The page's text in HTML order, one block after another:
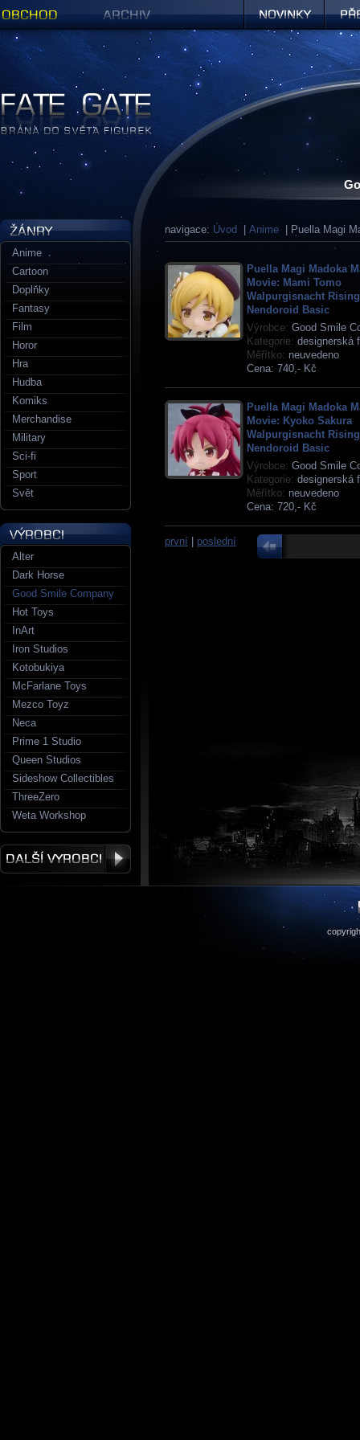
navigace: Úvod Anime | Puella Magi
Puella Magi Madoka
Movie: Mami Tomo
Walpurgisnacht Rising
Nendoroid Basic
Výrobce: Good Smile
Kategorie: designerská
Měřítko: neuvedeno
Cena: 740,- Kč
Puella Magi Madoka
Movie: Kyoko Sakura
Walpurgisnacht Rising
Nendoroid Basic
Výrobce: Good Smile
Kategorie: designerská
Měřítko: neuvedeno
Cena: 720,- Kč
první poslední
Anime
Cartoon
Doplňky
Fantasy
Film
Horor
Hra
Hudba
Komiks
Merchandise
Military
Sci-fi
Sport
Svět
Alter
Dark Horse
Good Smile Company
Hot Toys
InArt
Iron Studios
Kotobukiya
McFarlane Toys
Mezco Toyz
Neca
Prime 1 Studio
Queen Studios
Sideshow Collectibles
ThreeZero
Weta Workshop
Figurky a sošky | Fate Gate